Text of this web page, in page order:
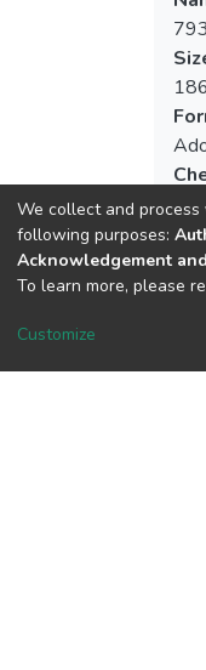
We collect and
following purposes:
Acknowledgement
To learn more, please
Customize